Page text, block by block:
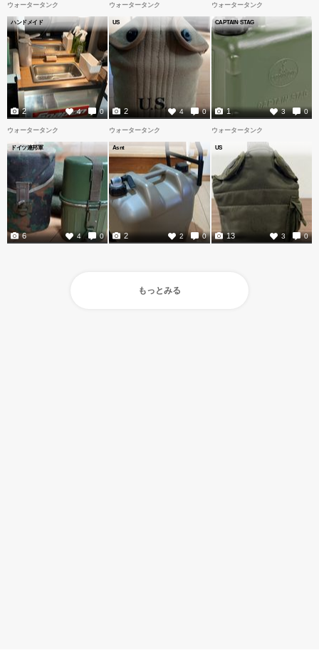
ウォータータンク
ハンドメイド
4 0
2
ウォータータンク
US
4 0
2
ウォータータンク
CAPTAIN STAG
3 0
1
ウォータータンク
ドイツ連邦軍
4 0
6
ウォータータンク
Asnt
2 0
2
ウォータータンク
US
3 0
13
もっとみる